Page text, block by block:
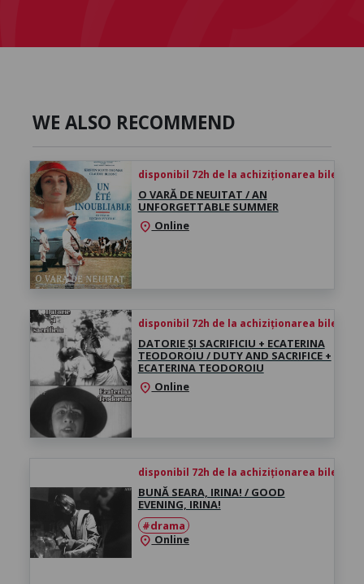
WE ALSO RECOMMEND
disponibil 72h de la achiziționarea biletului
O VARĂ DE NEUITAT / AN
UNFORGETTABLE SUMMER
location_on Online
disponibil 72h de la achiziționarea biletului
DATORIE ȘI SACRIFICIU + ECATERINA
TEODOROIU / DUTY AND SACRIFICE +
ECATERINA TEODOROIU
location_on Online
disponibil 72h de la achiziționarea biletului
BUNĂ SEARA, IRINA! / GOOD
EVENING, IRINA!
#drama
location_on Online